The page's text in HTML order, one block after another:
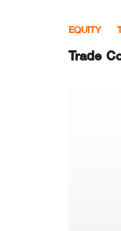
EQUITY
Trade